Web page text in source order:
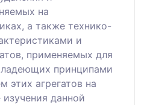
на
а также технико-
и
применяемых для
принципами
этих агрегатов на
данной